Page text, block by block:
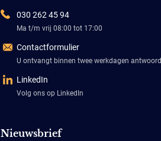
030 262 45 94
Ma t/m vrij 08:00 tot 17:00
Contactformulier
U ontvangt binnen twee werkdagen antwoord
LinkedIn
Volg ons op LinkedIn
Nieuwsbrief